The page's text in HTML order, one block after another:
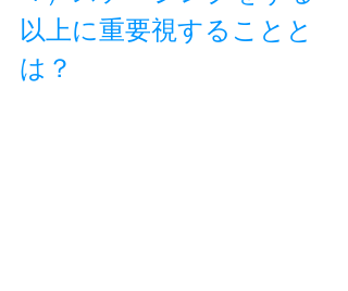
以上に重要視することと
は？